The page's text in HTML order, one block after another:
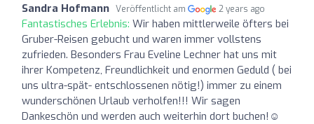
Sandra Hofmann Veröffentlicht am 2 years ago
Fantastisches Erlebnis: Wir haben mittlerweile öfters bei
Gruber-Reisen gebucht und waren immer vollstens
zufrieden. Besonders Frau Eveline Lechner hat uns mit
ihrer Kompetenz, Freundlichkeit und enormen Geduld ( bei
uns ultra-spät- entschlossenen nötig!) immer zu einem
wunderschönen Urlaub verholfen!!! Wir sagen
Dankeschön und werden auch weiterhin dort buchen!☺️